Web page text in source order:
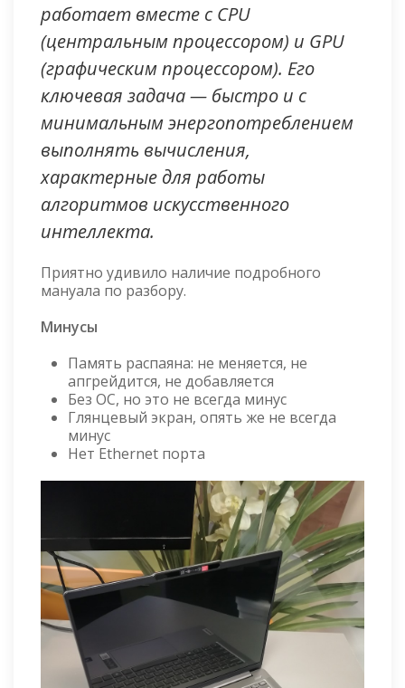
работает вместе с CPU
(центральным процессором) и GPU
(графическим процессором). Его
ключевая задача — быстро и с
минимальным энергопотреблением
выполнять вычисления,
характерные для работы
алгоритмов искусственного
интеллекта.
Приятно удивило наличие подробного
мануала по разбору.
Минусы
Память распаяна: не меняется, не
апгрейдится, не добавляется
Без ОС, но это не всегда минус
Глянцевый экран, опять же не всегда
минус
Нет Ethernet порта